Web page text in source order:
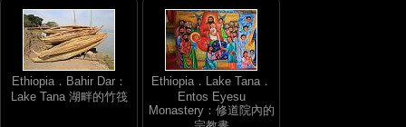
Ethiopia．Bahir Dar：
Lake Tana 湖畔的竹筏
Ethiopia．Lake Tana．
Entos Eyesu
Monastery：修道院內的